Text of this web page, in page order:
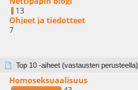
13
Ohjeet ja tiedotteet
7
Top 10 -aiheet (vastausten perusteella)
Homoseksuaalisuus